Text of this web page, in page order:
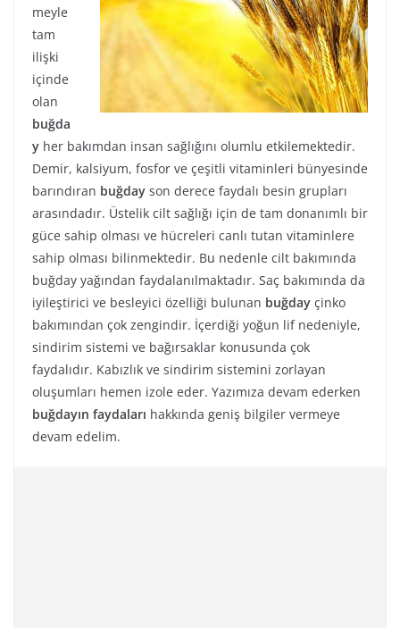
meyle
tam
ilişki
içinde
olan
buğda
y her bakımdan insan sağlığını olumlu etkilemektedir.
Demir, kalsiyum, fosfor ve çeşitli vitaminleri bünyesinde
barındıran buğday son derece faydalı besin grupları
arasındadır. Üstelik cilt sağlığı için de tam donanımlı bir
güce sahip olması ve hücreleri canlı tutan vitaminlere
sahip olması bilinmektedir. Bu nedenle cilt bakımında
buğday yağından faydalanılmaktadır. Saç bakımında da
iyileştirici ve besleyici özelliği bulunan buğday çinko
bakımından çok zengindir. İçerdiği yoğun lif nedeniyle,
sindirim sistemi ve bağırsaklar konusunda çok
faydalıdır. Kabızlık ve sindirim sistemini zorlayan
oluşumları hemen izole eder. Yazımıza devam ederken
buğdayın faydaları hakkında geniş bilgiler vermeye
devam edelim.